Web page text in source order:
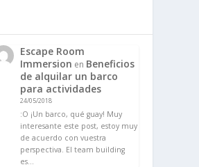
Escape Room
Immersion en Beneficios
de alquilar un barco
para actividades
24/05/2018
:O ¡Un barco, qué guay! Muy
interesante este post, estoy muy
de acuerdo con vuestra
perspectiva. El team building
es…